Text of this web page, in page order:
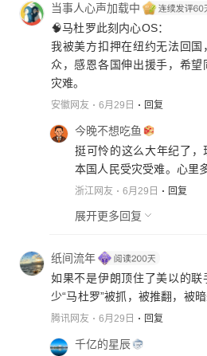
当事人心声加载中
🧠马杜罗此刻内心OS：
我被美方扣押在纽约无法回国
众，感恩各国伸出援手，希
灾难。
安徽网友 6月29日 回复
今晚不想吃鱼
挺可怜的这么大年纪了
本国人民受灾受难。心里
浙江网友 6月29日 回复
展开更多回复
纸间流年
如果不是伊朗顶住了美以的联
少“马杜罗”被抓，被推翻，被
腾讯网友 6月29日 回复
千亿的星辰